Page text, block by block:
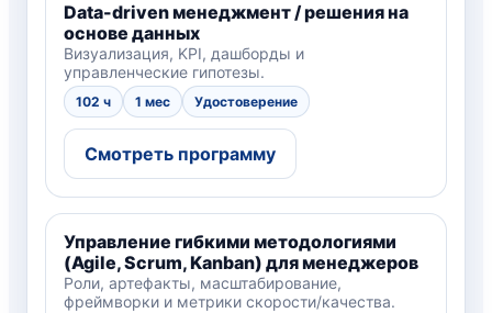
Data-driven менеджмент / решения на
основе данных
Визуализация, KPI, дашборды и
управленческие гипотезы.
102 ч 1 мес Удостоверение
Смотреть программу
Управление гибкими методологиями
(Agile, Scrum, Kanban) для менеджеров
Роли, артефакты, масштабирование,
фреймворки и метрики скорости/качества.